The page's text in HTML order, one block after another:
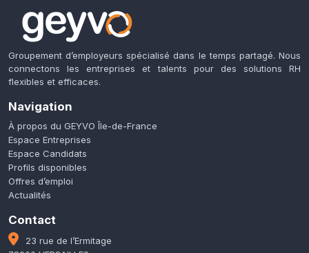
Groupement d’employeurs spécialisé dans le temps partagé. Nous
connectons les entreprises et talents pour des solutions RH
flexibles et efficaces.
Navigation
À propos du GEYVO Île-de-France
Espace Entreprises
Espace Candidats
Profils disponibles
Offres d’emploi
Actualités
Contact
23 rue de l’Ermitage